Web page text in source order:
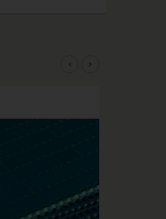
‹ ›